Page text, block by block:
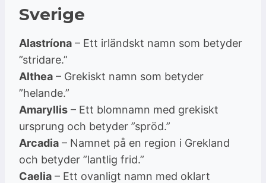
Sverige
Alastríona – Ett irländskt namn som betyder
”stridare.”
Althea – Grekiskt namn som betyder
”helande.”
Amaryllis – Ett blomnamn med grekiskt
ursprung och betyder ”spröd.”
Arcadia – Namnet på en region i Grekland
och betyder ”lantlig frid.”
Caelia – Ett ovanligt namn med oklart